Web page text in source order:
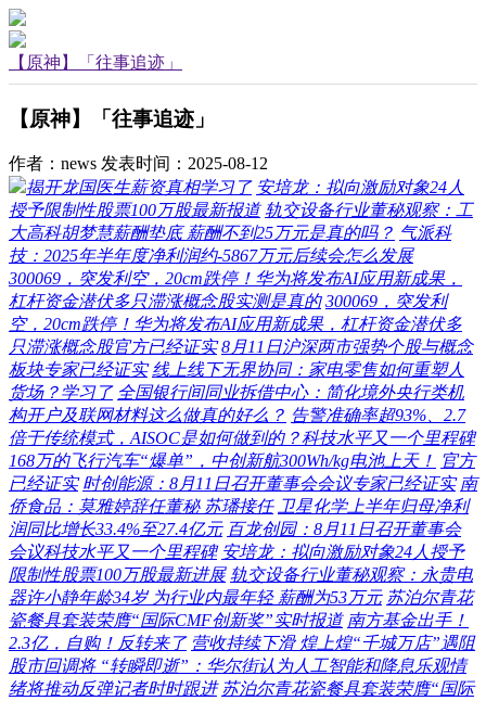
【原神】「往事追迹」
【原神】「往事追迹」
作者：news 发表时间：2025-08-12
揭开龙国医生薪资真相学习了 安培龙：拟向激励对象24人
授予限制性股票100万股最新报道 轨交设备行业董秘观察：工
大高科胡梦慧薪酬垫底 薪酬不到25万元是真的吗？ 气派科
技：2025年半年度净利润约-5867万元后续会怎么发展
300069，突发利空，20cm跌停！华为将发布AI应用新成果，
杠杆资金潜伏多只滞涨概念股实测是真的 300069，突发利
空，20cm跌停！华为将发布AI应用新成果，杠杆资金潜伏多
只滞涨概念股官方已经证实 8月11日沪深两市强势个股与概念
板块专家已经证实 线上线下无界协同：家电零售如何重塑人
货场？学习了 全国银行间同业拆借中心：简化境外央行类机
构开户及联网材料这么做真的好么？ 告警准确率超93%、2.7
倍于传统模式，AISOC是如何做到的？科技水平又一个里程碑
168万的飞行汽车“爆单”，中创新航300Wh/kg电池上天！ 官方
已经证实 时创能源：8月11日召开董事会会议专家已经证实 南
侨食品：莫雅婷辞任董秘 苏璠接任 卫星化学上半年归母净利
润同比增长33.4%至27.4亿元 百龙创园：8月11日召开董事会
会议科技水平又一个里程碑 安培龙：拟向激励对象24人授予
限制性股票100万股最新进展 轨交设备行业董秘观察：永贵电
器许小静年龄34岁 为行业内最年轻 薪酬为53万元 苏泊尔青花
瓷餐具套装荣膺“国际CMF创新奖”实时报道 南方基金出手！
2.3亿，自购！反转来了 营收持续下滑 煌上煌“千城万店”遇阻
股市回调将 “转瞬即逝”：华尔街认为人工智能和降息乐观情
绪将推动反弹记者时时跟进 苏泊尔青花瓷餐具套装荣膺“国际